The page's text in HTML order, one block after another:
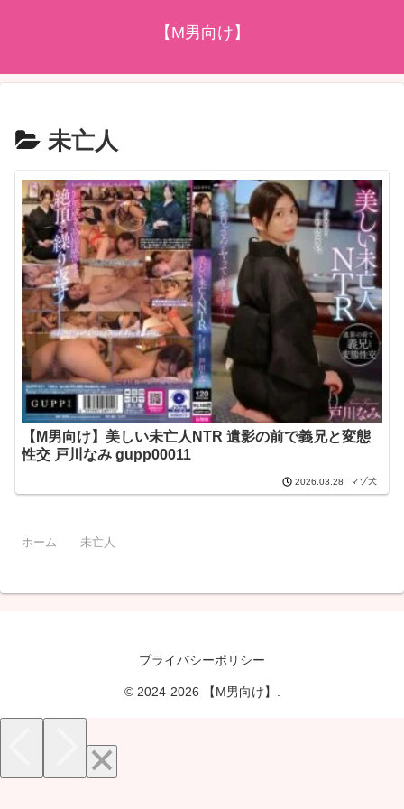
【M男向け】
未亡人
【M男向け】美しい未亡人NTR 遺影の前で義兄と変態
性交 戸川なみ gupp00011
2026.03.28 マゾ犬
ホーム 未亡人
プライバシーポリシー
© 2024-2026 【M男向け】.